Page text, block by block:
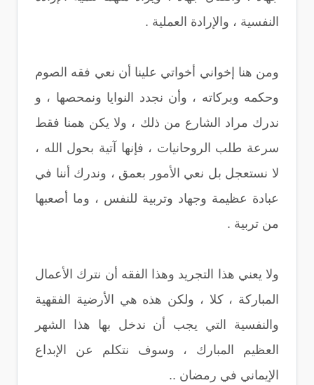
النفسية ، والإرادة العملية .
ومن هنا إخواني أخواتي علينا أن نعي فقه الصوم
وحكمه وبركاته ، وأن نجدد النوايا ونمحصها ، و
ندرك مراد الشارع من ذلك ، ولا يكن همنا فقط
سرعة طلب الروحانيات ، فإنها آتية بحول الله ،
لا نستعجل بل نعي الأمور بعمق ، وندرك أننا في
عبادة عظيمة وجهاد وتربية للنفس ، وما أصعبها
من تربية .
ولا يعني هذا التجريد وهذا الفقه أن نترك الأعمال
المباركة ، كلا ، ولكن هذه هي الأرضية الفقهية
والنفسية التي يجب أن ندخل بها هذا الشهر
العظيم المبارك ، وسوف نتكلم عن الإبداع
الإيماني في رمضان ..